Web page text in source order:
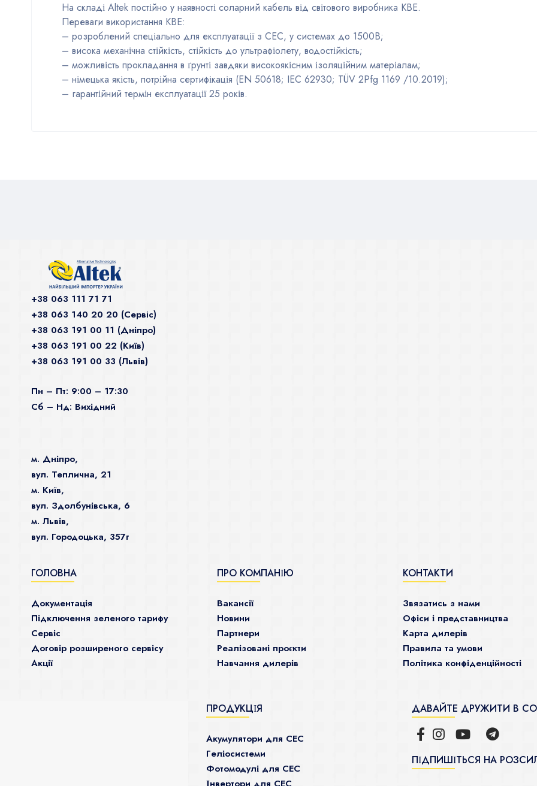
На складі Altek постійно у наявності соларний кабель від світового виробника KBE.
Переваги використання KBE:
– розроблений спеціально для експлуатації з СЕС, у системах до 1500В;
– висока механічна стійкість, стійкість до ультрафіолету, водостійкість;
– можливість прокладання в ґрунті завдяки високоякісним ізоляційним матеріалам;
– німецька якість, потрійна сертифікація (EN 50618; IEC 62930; TÜV 2Pfg 1169 /10.2019);
– гарантійний термін експлуатації 25 років.
+38 063 111 71 71
+38 063 140 20 20 (Сервiс)
+38 063 191 00 11 (Дніпро)
+38 063 191 00 22 (Київ)
+38 063 191 00 33 (Львів)
Пн – Пт: 9:00 – 17:30
Сб – Нд: Вихідний
м. Дніпро,
вул. Теплична, 21
м. Київ,
вул. Здолбунівська, 6
м. Львів,
вул. Городоцька, 357г
ГОЛОВНА
Документація
Підключення зеленого тарифу
Сервіс
Договір розширеного сервісу
Акції
ПРО КОМПАНІЮ
Ваканcії
Новини
Партнери
Реалізовані проєкти
Навчання дилерів
КОНТАКТИ
Звязатись з нами
Офіси і представництва
Карта дилерів
Правила та умови
Політика конфіденційності
ПРОДУКЦІЯ
Акумулятори для СЕС
Гeліосистеми
Фотомодулі для СЕС
ДАВАЙТЕ ДРУЖИТИ В
ПІДПИШІТЬСЯ НА